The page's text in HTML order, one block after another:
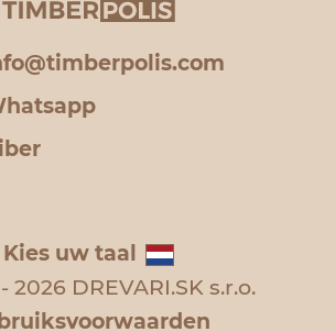
Kies uw taal
2026 DREVARI.SK s.r.o.